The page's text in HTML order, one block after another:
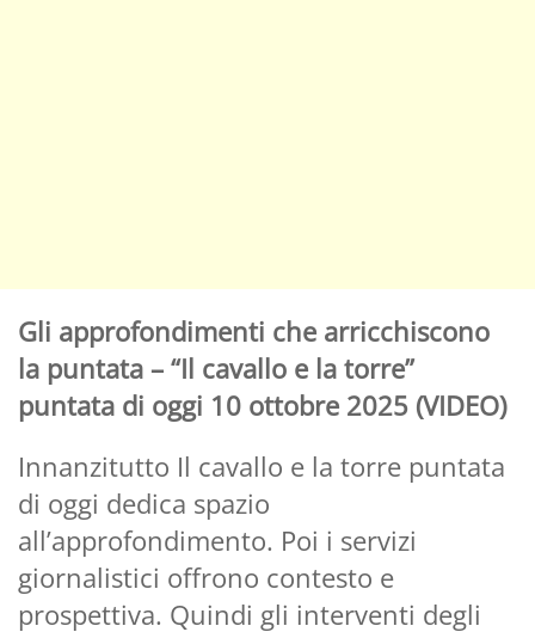
Gli approfondimenti che arricchiscono
la puntata – “Il cavallo e la torre”
puntata di oggi 10 ottobre 2025 (VIDEO)
Innanzitutto Il cavallo e la torre puntata
di oggi dedica spazio
all’approfondimento. Poi i servizi
giornalistici offrono contesto e
prospettiva. Quindi gli interventi degli